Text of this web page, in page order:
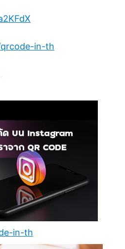
in-th
in-th